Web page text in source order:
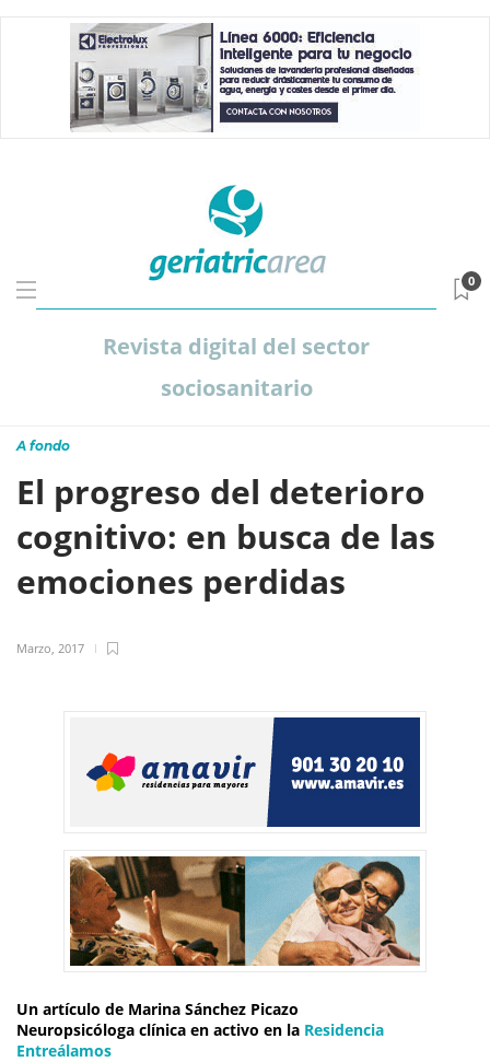
Revista digital del sector
sociosanitario
0
A fondo
El progreso del deterioro
cognitivo: en busca de las
emociones perdidas
Marzo, 2017
Un artículo de Marina Sánchez Picazo
Neuropsicóloga clínica en activo en la Residencia
Entreálamos